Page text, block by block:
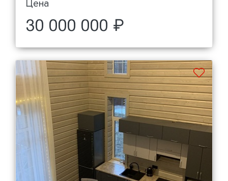
Цена
30 000 000 ₽